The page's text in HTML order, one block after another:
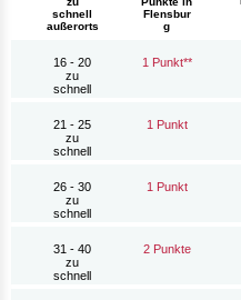
schnell
außerorts
Flensbur
g
16 - 20
zu
schnell
1 Punkt**
21 - 25
zu
schnell
1 Punkt
26 - 30
zu
schnell
1 Punkt
31 - 40
zu
schnell
2 Punkte